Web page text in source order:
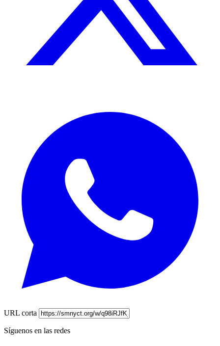
URL corta
Síguenos en las redes